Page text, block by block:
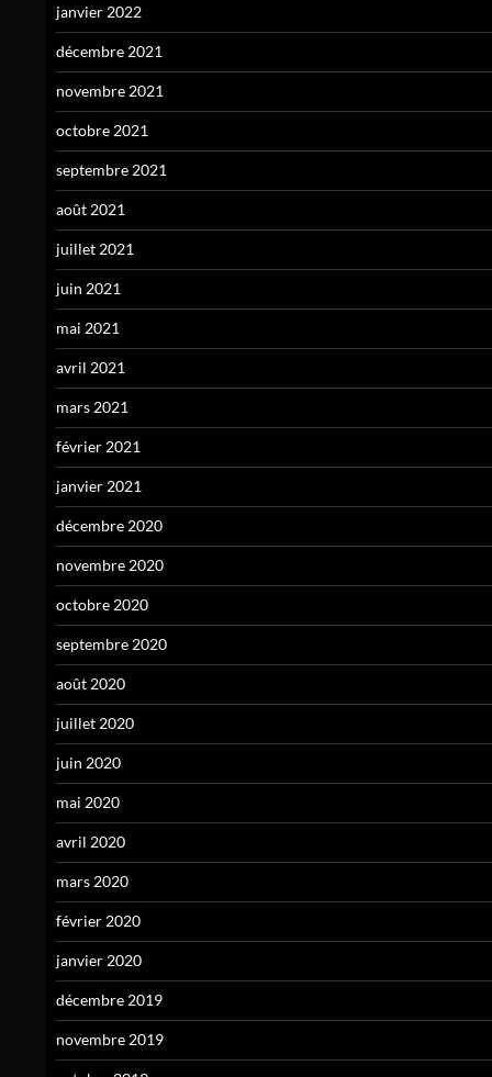
janvier 2022
décembre 2021
novembre 2021
octobre 2021
septembre 2021
août 2021
juillet 2021
juin 2021
mai 2021
avril 2021
mars 2021
février 2021
janvier 2021
décembre 2020
novembre 2020
octobre 2020
septembre 2020
août 2020
juillet 2020
juin 2020
mai 2020
avril 2020
mars 2020
février 2020
janvier 2020
décembre 2019
novembre 2019